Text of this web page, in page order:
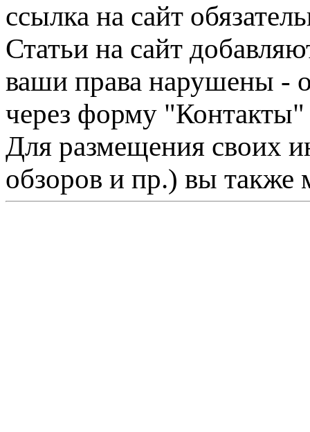
ссылка на сайт
Статьи на сайт
ваши права нарушены -
через форму "Контакты"
Для размещения своих
обзоров и пр.) вы также